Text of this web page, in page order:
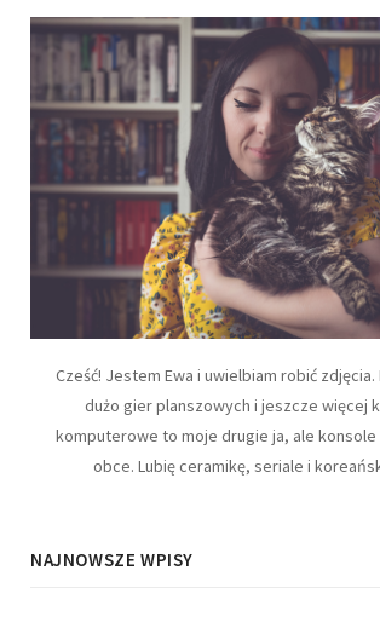
Cześć! Jestem Ewa i uwielbiam robić
dużo gier planszowych i jeszcze więcej
komputerowe to moje drugie ja, ale konsole
obce. Lubię ceramikę, seriale i
NAJNOWSZE WPISY